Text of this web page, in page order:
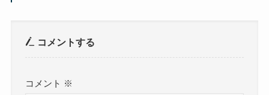
コメントする
コメント ※